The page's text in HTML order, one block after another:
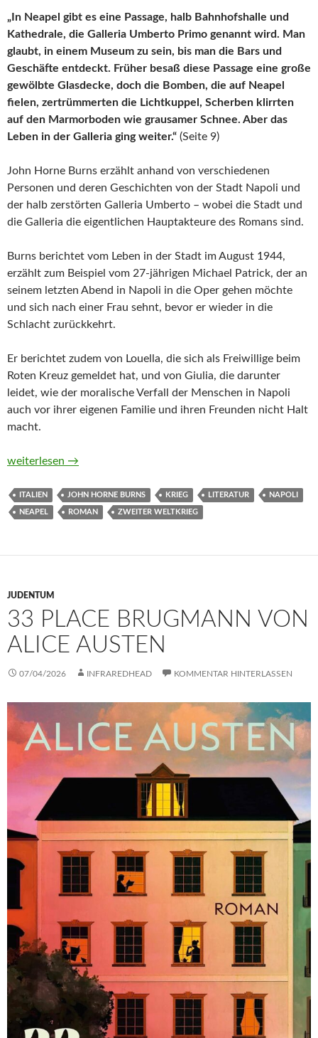
„In Neapel gibt es eine Passage, halb Bahnhofshalle und
Kathedrale, die Galleria Umberto Primo genannt wird. Man
glaubt, in einem Museum zu sein, bis man die Bars und
Geschäfte entdeckt. Früher besaß diese Passage eine große
gewölbte Glasdecke, doch die Bomben, die auf Neapel
fielen, zertrümmerten die Lichtkuppel, Scherben klirrten
auf den Marmorboden wie grausamer Schnee. Aber das
Leben in der Galleria ging weiter.“ (Seite 9)
John Horne Burns erzählt anhand von verschiedenen
Personen und deren Geschichten von der Stadt Napoli und
der halb zerstörten Galleria Umberto – wobei die Stadt und
die Galleria die eigentlichen Hauptakteure des Romans sind.
Burns berichtet vom Leben in der Stadt im August 1944,
erzählt zum Beispiel vom 27-jährigen Michael Patrick, der an
seinem letzten Abend in Napoli in die Oper gehen möchte
und sich nach einer Frau sehnt, bevor er wieder in die
Schlacht zurückkehrt.
Er berichtet zudem von Louella, die sich als Freiwillige beim
Roten Kreuz gemeldet hat, und von Giulia, die darunter
leidet, wie der moralische Verfall der Menschen in Napoli
auch vor ihrer eigenen Familie und ihren Freunden nicht Halt
macht.
Galleria Umberto von John Horne Burns
weiterlesen →
ITALIEN JOHN HORNE BURNS KRIEG LITERATUR NAPOLI
NEAPEL ROMAN ZWEITER WELTKRIEG
JUDENTUM
33 PLACE BRUGMANN VON
ALICE AUSTEN
07/04/2026 INFRAREDHEAD KOMMENTAR HINTERLASSEN